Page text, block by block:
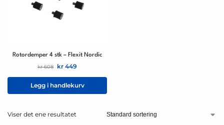
Rotordemper 4 stk – Flexit Nordic
kr608 kr 449
Legg i handlekurv
Viser det ene resultatet